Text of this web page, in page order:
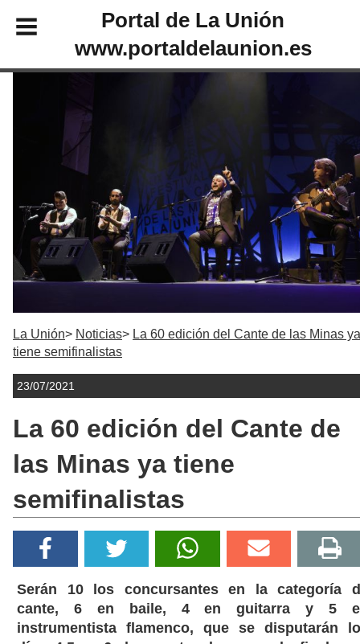
Portal de La Unión
www.portaldelaunion.es
La Unión Noticias
La 60 edición del Cante de las Minas ya
tiene semifinalistas
23/07/2021
La 60 edición del Cante de
las Minas ya tiene
semifinalistas
Serán 10 los concursantes en la categoría
cante, 6 en baile, 4 en guitarra y 5
instrumentista flamenco, que se disputarán